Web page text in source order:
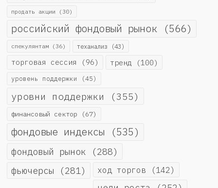
продать акции (30)
российский фондовый рынок (566)
спекулянтам (36) теханализ (43)
торговая сессия (96) тренд (100)
уровень поддержки (45)
уровни поддержки (355)
финансовый сектор (67)
фондовые индексы (535)
фондовый рынок (288)
фьючерсы (281) ход торгов (142)